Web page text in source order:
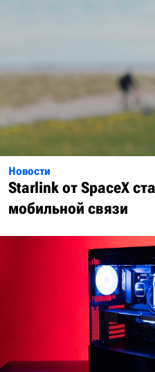
Новости
Starlink от SpaceX
мобильной связи